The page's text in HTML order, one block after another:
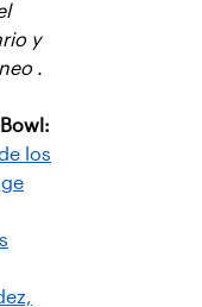
y
.
los